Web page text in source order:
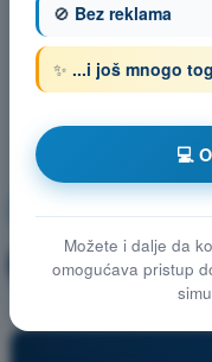
Operativne
🔒 PRO
🚫 Bez reklama
✨ ...i još mnogo
💻
Možete i dalje da
omogućava pristup